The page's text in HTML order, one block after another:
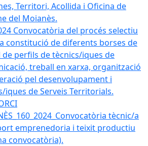
Territori, Acollida i Oficina de
del Moianès.
Convocatòria del procés selectiu
constitució de diferents borses de
perfils de tècnics/iques de
treball en xarxa, organització
pel desenvolupament i
iques de Serveis Territorials.
tècnic/a
emprenedoria i teixit productiu
convocatòria).